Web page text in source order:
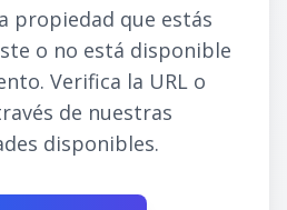
propiedad que estás
o no está disponible
Verifica la URL o
de nuestras
disponibles.